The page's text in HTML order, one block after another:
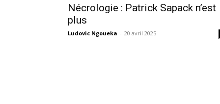
Nécrologie : Patrick Sapack n’est
plus
Ludovic Ngoueka - 20 avril 2025